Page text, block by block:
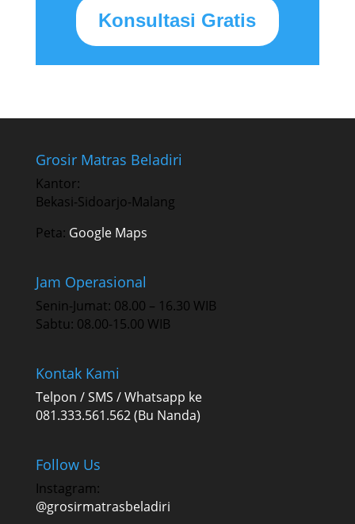
Konsultasi Gratis
Grosir Matras Beladiri
Kantor:
Bekasi-Sidoarjo-Malang
Peta: Google Maps
Jam Operasional
Senin-Jumat: 08.00 – 16.30 WIB
Sabtu: 08.00-15.00 WIB
Kontak Kami
Telpon / SMS / Whatsapp ke
081.333.561.562 (Bu Nanda)
Follow Us
Instagram:
@grosirmatrasbeladiri